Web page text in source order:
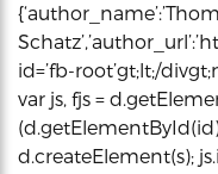
id=’fb-root’gt;lt;/
var js, fjs =
d.createElement(s);